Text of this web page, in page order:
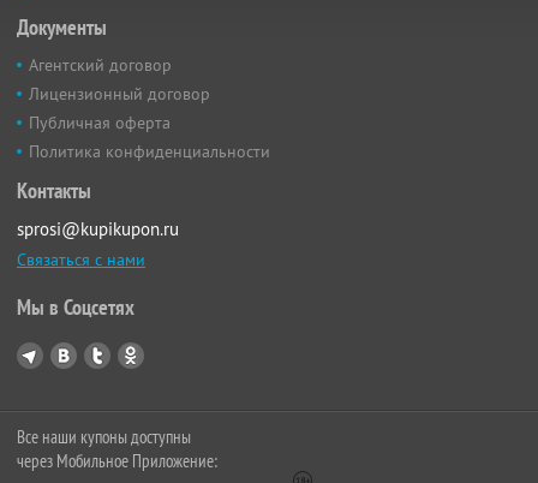
Документы
Агентский договор
Лицензионный договор
Публичная оферта
Политика конфиденциальности
Контакты
sprosi@kupikupon.ru
Связаться с нами
Мы в Соцсетях
Все наши купоны доступны
через Мобильное Приложение: